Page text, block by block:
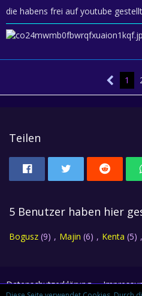
die habens frei auf youtube
1
Teilen
5 Benutzer haben hier
Bogusz (9) Majin (6) Kenta (5)
Datenschutzerklärung